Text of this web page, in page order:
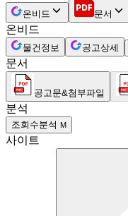
온비드 문서
온비드
물건정보 공고상세
문서
공고문&첨부파일
분석
조회수분석 M
사이트